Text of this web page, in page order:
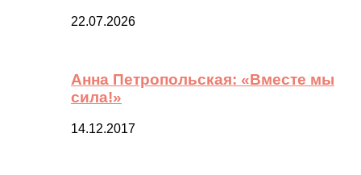
22.07.2026
Анна Петропольская: «Вместе мы
сила!»
14.12.2017